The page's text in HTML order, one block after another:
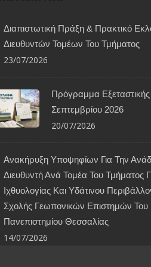
Διαπιστωτική Πράξη & Πρακτικό
Διευθυντών Τομέων Του Τμήματος
23/07/2026
Πρόγραμμα
Σεπτεμβρίου 2026
20/07/2026
Ανακήρυξη Υποψηφίων Για Την
Διευθυντή Ανά Τομέα Του Τμήματος
Ιχθυολογίας Και Υδάτινου
Σχολής Γεωπονικών Επιστημών Του
Πανεπιστημίου Θεσσαλίας
14/07/2026